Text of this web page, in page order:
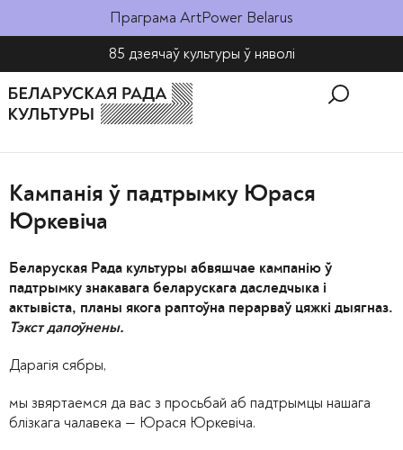
Праграма ArtPower Belarus
85 дзеячаў культуры ў няволі​
Кампанія ў падтрымку Юрася
Юркевіча
Беларуская Рада культуры абвяшчае кампанію ў
падтрымку знакавага беларускага даследчыка і
актывіста, планы якога раптоўна перарваў цяжкі дыягназ.
Тэкст дапоўнены.
Дарагія сябры,
мы звяртаемся да вас з просьбай аб падтрымцы нашага
блізкага чалавека — Юрася Юркевіча.